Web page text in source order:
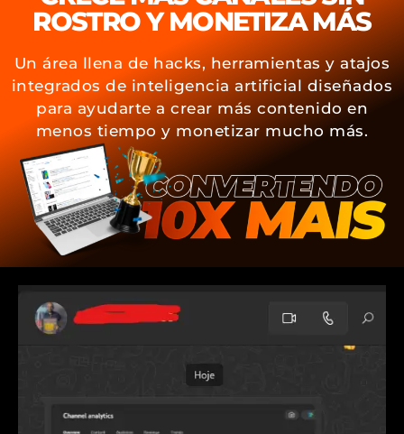
ROSTRO Y MONETIZA MÁS
Un área llena de hacks, herramientas y atajos
integrados de inteligencia artificial diseñados
para ayudarte a crear más contenido en
menos tiempo y monetizar mucho más.